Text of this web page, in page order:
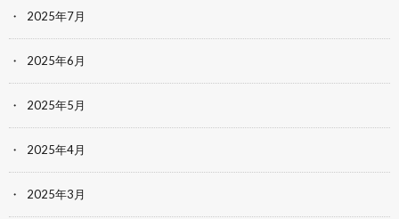
2025年7月
2025年6月
2025年5月
2025年4月
2025年3月